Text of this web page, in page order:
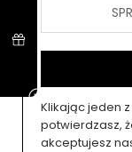
Klikając jeden
potwierdzasz,
akceptujesz